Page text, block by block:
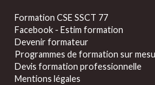
Formation CSE SSCT 77
Facebook - Estim formation
Devenir formateur
Programmes de formation sur
Devis formation professionnelle
Mentions légales